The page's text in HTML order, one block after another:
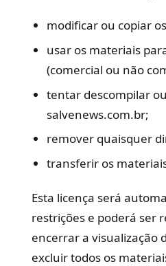
modificar ou copiar
usar os materiais
(comercial ou não
tentar descompilar
salvenews.com.br;
remover quaisquer
transferir os
Esta licença será
restrições e poderá ser
encerrar a visualização
excluir todos os